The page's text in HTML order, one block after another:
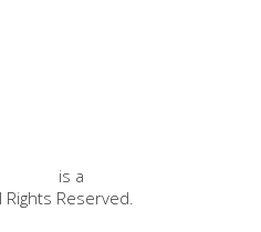
is a
Reserved.